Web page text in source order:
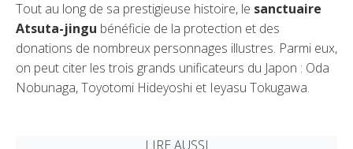
Tout au long de sa prestigieuse histoire, le sanctuaire
Atsuta-jingu bénéficie de la protection et des
donations de nombreux personnages illustres. Parmi eux,
on peut citer les trois grands unificateurs du Japon : Oda
Nobunaga, Toyotomi Hideyoshi et Ieyasu Tokugawa.
LIRE AUSSI